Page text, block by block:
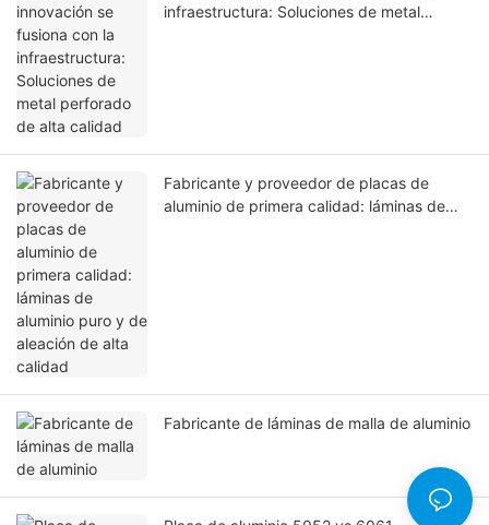
infraestructura: Soluciones de metal
Fabricante y proveedor de placas de
aluminio de primera calidad: láminas de
Fabricante de láminas de malla de aluminio